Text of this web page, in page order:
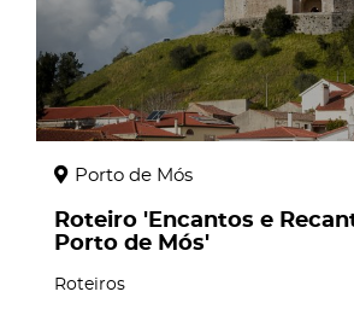
Porto de Mós
Roteiro 'Encantos e
Porto de Mós'
Roteiros